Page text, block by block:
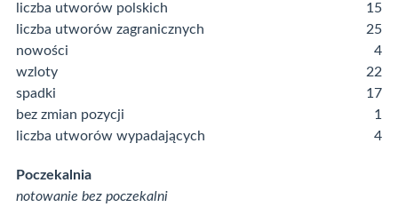
liczba utworów polskich
15
liczba utworów zagranicznych
25
nowości
4
wzloty
22
spadki
17
bez zmian pozycji
1
liczba utworów wypadających
4
Poczekalnia
notowanie bez poczekalni